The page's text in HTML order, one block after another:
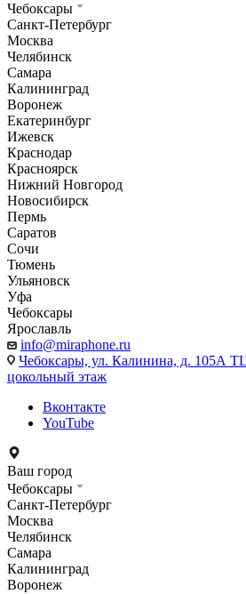
Чебоксары
Санкт-Петербург
Москва
Челябинск
Самара
Калининград
Воронеж
Екатеринбург
Ижевск
Краснодар
Красноярск
Нижний Новгород
Новосибирск
Пермь
Саратов
Сочи
Тюмень
Ульяновск
Уфа
Чебоксары
Ярославль
info@miraphone.ru
Чебоксары, ул. Калинина, д. 105А
цокольный этаж
Вконтакте
YouTube
Ваш город
Чебоксары
Санкт-Петербург
Москва
Челябинск
Самара
Калининград
Воронеж